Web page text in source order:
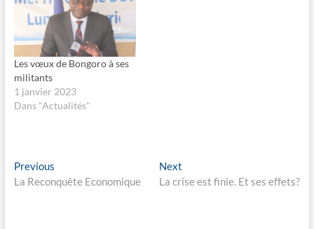
e
b
o
o
k
(
o
u
v
r
e
d
n
o
u
u
v
r
e
d
a
n
s
n
e
n
f
e
Les vœux de Bongoro à ses
militants
1 janvier 2023
Dans "Actualités"
Navigation
de
PreviousPrevious
post:
La Reconquête Economique
Next
post:
La crise est finie. Et ses effets?